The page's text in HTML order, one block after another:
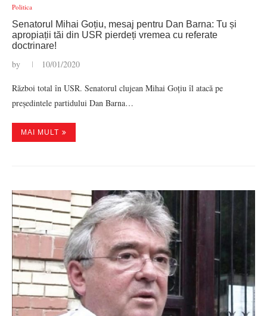
Politica
Senatorul Mihai Goțiu, mesaj pentru Dan Barna: Tu și
apropiații tăi din USR pierdeți vremea cu referate
doctrinare!
by 10/01/2020
Război total în USR. Senatorul clujean Mihai Goțiu îl atacă pe
președintele partidului Dan Barna…
MAI MULT